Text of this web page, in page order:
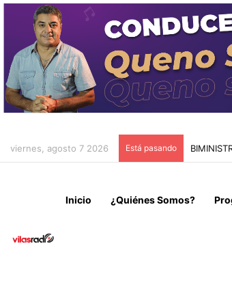
viernes, agosto 7 2026 Está pasando
Inicio ¿Quiénes Somos?